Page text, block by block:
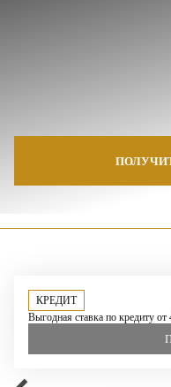
КРЕДИТ
Выгодная ставка по кредиту от